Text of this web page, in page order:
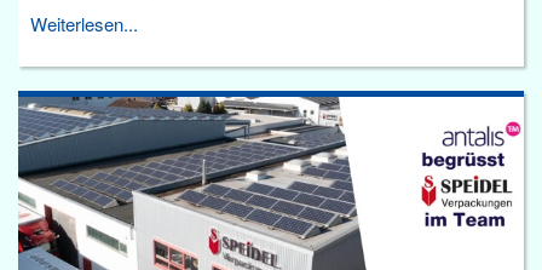
Weiterlesen...